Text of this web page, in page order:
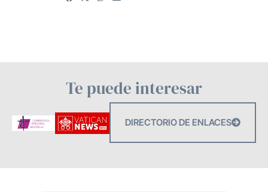
Te puede interesar
DIRECTORIO DE ENLACES